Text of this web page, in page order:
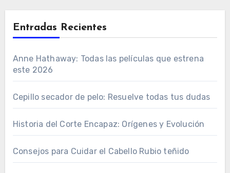
Entradas Recientes
Anne Hathaway: Todas las películas que estrena
este 2026
Cepillo secador de pelo: Resuelve todas tus dudas
Historia del Corte Encapaz: Orígenes y Evolución
Consejos para Cuidar el Cabello Rubio teñido